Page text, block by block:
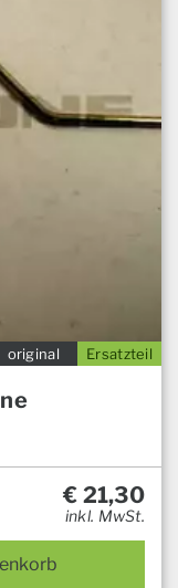
Ersatzteil
original
€ 21,30
inkl. MwSt.